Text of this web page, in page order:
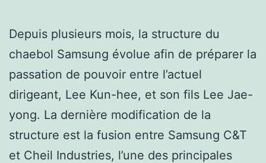
Depuis plusieurs mois, la structure du
chaebol Samsung évolue afin de préparer la
passation de pouvoir entre l’actuel
dirigeant, Lee Kun-hee, et son fils Lee Jae-
yong. La dernière modification de la
structure est la fusion entre Samsung C&T
et Cheil Industries, l’une des principales